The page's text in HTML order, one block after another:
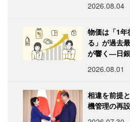
2026.08.04
物価は「1年
る」が過去
が響く―日
2026.08.01
相違を前提
機管理の再